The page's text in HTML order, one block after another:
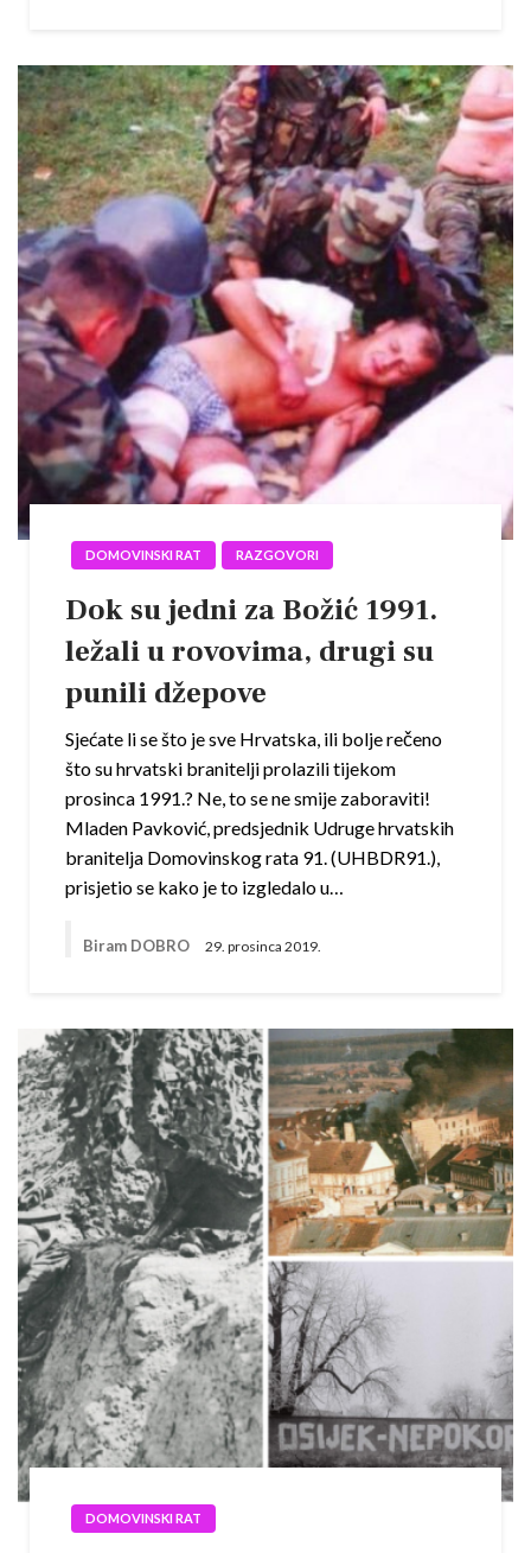
DOMOVINSKI RAT RAZGOVORI
Dok su jedni za Božić 1991.
ležali u rovovima, drugi su
punili džepove
Sjećate li se što je sve Hrvatska, ili bolje rečeno
što su hrvatski branitelji prolazili tijekom
prosinca 1991.? Ne, to se ne smije zaboraviti!
Mladen Pavković, predsjednik Udruge hrvatskih
branitelja Domovinskog rata 91. (UHBDR91.),
prisjetio se kako je to izgledalo u…
Biram DOBRO 29. prosinca 2019.
DOMOVINSKI RAT